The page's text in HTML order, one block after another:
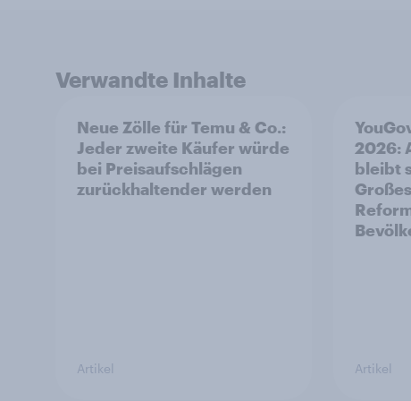
Verwandte Inhalte
Neue Zölle für Temu & Co.:
Jeder zweite Käufer würde
bei Preisaufschlägen
zurückhaltender werden
Artikel
2026:
bleibt
Artikel